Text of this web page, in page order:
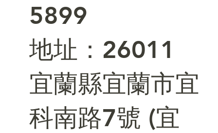
5899
​地址：26011
宜蘭縣宜蘭市宜
科南路7號 (宜